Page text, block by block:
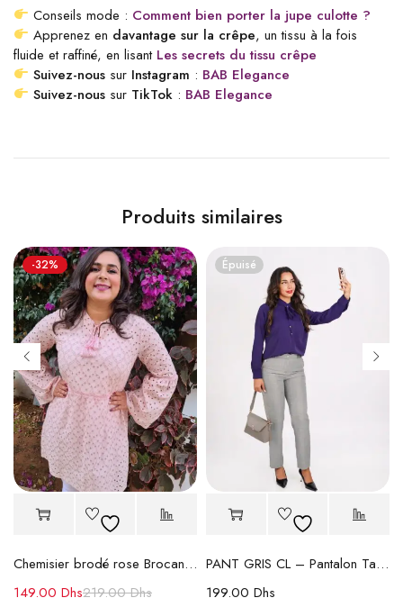
Conseils mode : Comment bien porter la jupe culotte ?
Apprenez en davantage sur la crêpe, un tissu à la fois
fluide et raffiné, en lisant Les secrets du tissu crêpe
Suivez-nous sur Instagram : BAB Elegance
Suivez-nous sur TikTok : BAB Elegance
Produits similaires
-32%
Chemisier brodé rose Brocand – Élégance et Détails raffinés
219.00Dhs
149.00 Dhs
Épuisé
PANT GRIS CL – Pantalon Taille Haute
199.00 Dhs